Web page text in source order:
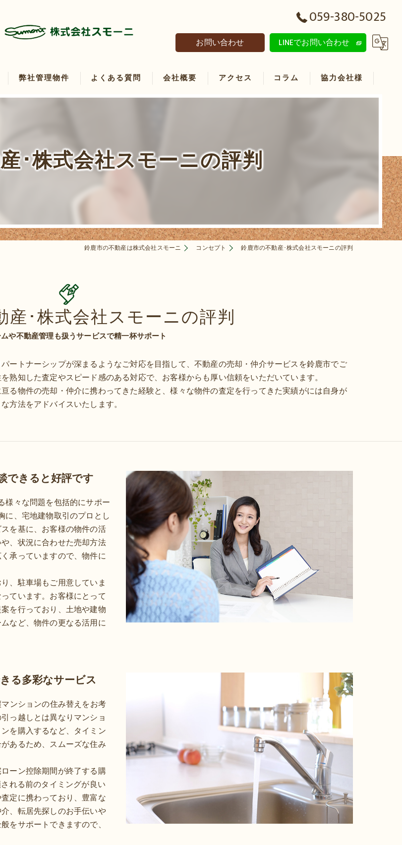
059-380-5025
お問い合わせ LINEでお問い合わせ
弊社管理物件 よくある質問 会社概要 アクセス コラム 協力会社様
･株式会社スモーニの評判
鈴鹿市の不動産は株式会社スモーニ コンセプト 鈴鹿市の不動産･株式会社スモーニの評判
や不動産管理も扱うサービスで精一杯サポート
産･株式会社スモーニの評判
ートナーシップが深まるようなご対応を目指して、不動産の売却・仲介サービスを鈴鹿市でご
知した査定やスピード感のある対応で、お客様からも厚い信頼をいただいています。
る物件の売却・仲介に携わってきた経験と、様々な物件の査定を行ってきた実績がには自身が
方法をアドバイスいたします。
できると好評です
様々な問題を包括的にサポー
に、宅地建物取引のプロとし
を基に、お客様の物件の活
、状況に合わせた売却方法
承っていますので、物件に
、駐車場もご用意していま
ています。お客様にとって
を行っており、土地や建物
など、物件の更なる活用に
る多彩なサービス
ンションの住み替えをお考
っ越しとは異なりマンショ
を購入するなど、タイミン
あるため、スムーズな住み
ーン控除期間が終了する購
れる前のタイミングが良い
定に携わっており、豊富な
、転居先探しのお手伝いや
をサポートできますので、